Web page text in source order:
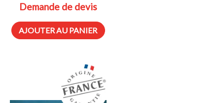
Demande de devis
AJOUTER AU PANIER